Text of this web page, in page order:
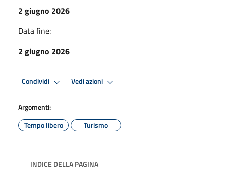
2 giugno 2026
Data fine:
2 giugno 2026
Condividi Vedi azioni
Argomenti:
Tempo libero
Turismo
INDICE DELLA PAGINA